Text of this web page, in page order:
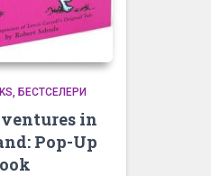
БЕСТСЕЛЕРИ
in
Pop-Up